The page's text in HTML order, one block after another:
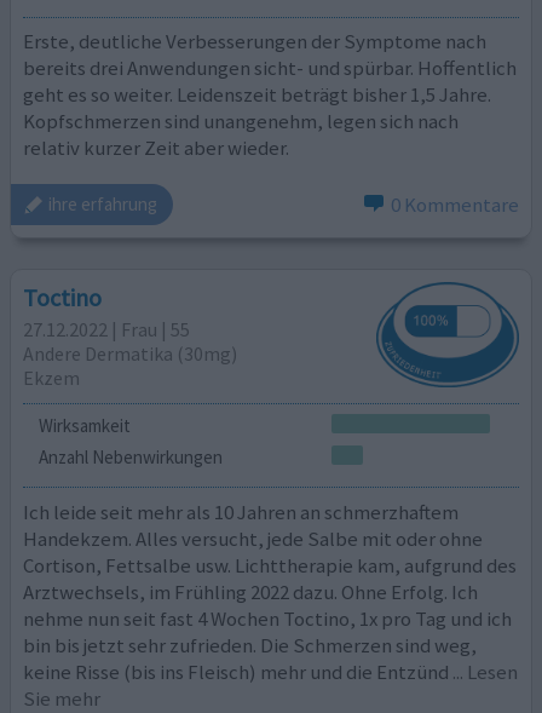
Erste, deutliche Verbesserungen der Symptome nach
bereits drei Anwendungen sicht- und spürbar. Hoffentlich
geht es so weiter. Leidenszeit beträgt bisher 1,5 Jahre.
Kopfschmerzen sind unangenehm, legen sich nach
relativ kurzer Zeit aber wieder.
ihre erfahrung 0 Kommentare
Toctino
27.12.2022 | Frau | 55
Andere Dermatika (30mg)
Ekzem
Wirksamkeit
Anzahl Nebenwirkungen
Ich leide seit mehr als 10 Jahren an schmerzhaftem
Handekzem. Alles versucht, jede Salbe mit oder ohne
Cortison, Fettsalbe usw. Lichttherapie kam, aufgrund des
Arztwechsels, im Frühling 2022 dazu. Ohne Erfolg. Ich
nehme nun seit fast 4 Wochen Toctino, 1x pro Tag und ich
bin bis jetzt sehr zufrieden. Die Schmerzen sind weg,
keine Risse (bis ins Fleisch) mehr und die Entzünd ... Lesen
Sie mehr